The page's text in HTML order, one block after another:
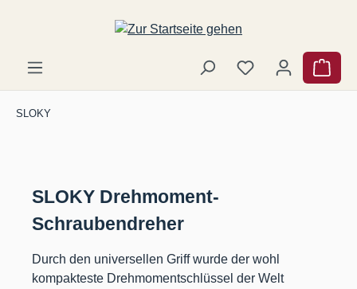
Zum Hauptinhalt springen
SLOKY
SLOKY Drehmoment-
Schraubendreher
Durch den universellen Griff wurde der wohl
kompakteste Drehmomentschlüssel der Welt